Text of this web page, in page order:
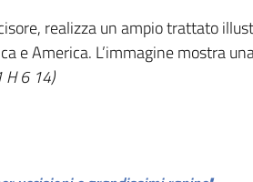
realizza un ampio trattato
e America. L’immagine mostra
H 6 14)